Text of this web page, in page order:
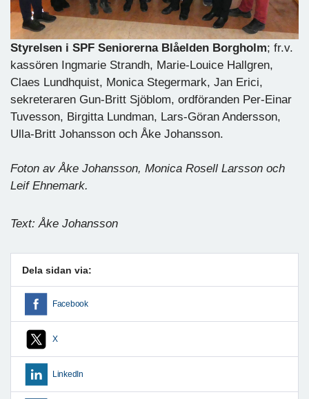
Styrelsen i SPF Seniorerna Blåelden Borgholm; fr.v.
kassören Ingmarie Strandh, Marie-Louice Hallgren,
Claes Lundhquist, Monica Stegermark, Jan Erici,
sekreteraren Gun-Britt Sjöblom, ordföranden Per-Einar
Tuvesson, Birgitta Lundman, Lars-Göran Andersson,
Ulla-Britt Johansson och Åke Johansson.
Foton av Åke Johansson, Monica Rosell Larsson och
Leif Ehnemark.
Text: Åke Johansson
Dela sidan via:
Facebook
X
LinkedIn